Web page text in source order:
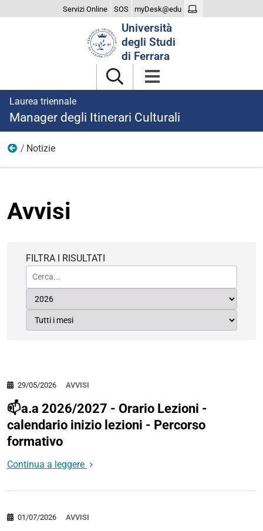
Servizi Online SOS myDesk@edu
Università
degli Studi
di Ferrara
Laurea triennale
Manager degli Itinerari Culturali
Home
Notizie
Avvisi
FILTRA I RISULTATI
AVVISI
29/05/2026
📫a.a 2026/2027 - Orario Lezioni -
calendario inizio lezioni - Percorso
formativo
Continua a leggere
AVVISI
01/07/2026